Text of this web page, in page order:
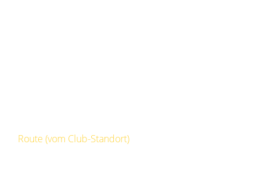
Route (vom Club-Standort)